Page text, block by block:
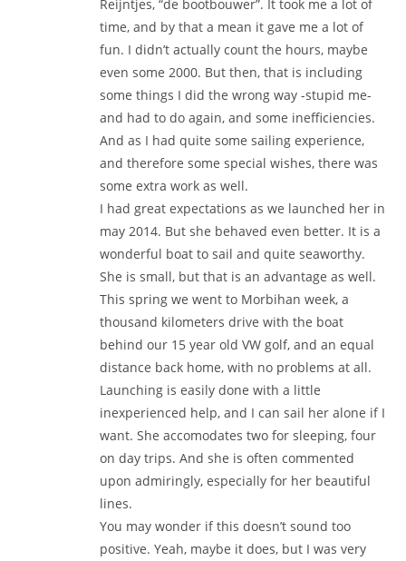
Reijntjes, “de bootbouwer”. It took me a lot of
time, and by that a mean it gave me a lot of
fun. I didn’t actually count the hours, maybe
even some 2000. But then, that is including
some things I did the wrong way -stupid me-
and had to do again, and some inefficiencies.
And as I had quite some sailing experience,
and therefore some special wishes, there was
some extra work as well.
I had great expectations as we launched her in
may 2014. But she behaved even better. It is a
wonderful boat to sail and quite seaworthy.
She is small, but that is an advantage as well.
This spring we went to Morbihan week, a
thousand kilometers drive with the boat
behind our 15 year old VW golf, and an equal
distance back home, with no problems at all.
Launching is easily done with a little
inexperienced help, and I can sail her alone if I
want. She accomodates two for sleeping, four
on day trips. And she is often commented
upon admiringly, especially for her beautiful
lines.
You may wonder if this doesn’t sound too
positive. Yeah, maybe it does, but I was very